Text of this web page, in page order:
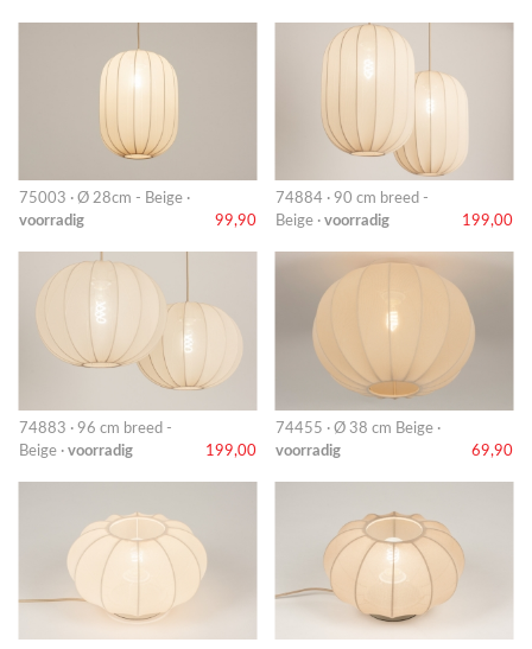
75003 · Ø 28cm - Beige ·
voorradig
99,90
74884 · 90 cm breed -
Beige · voorradig 199,00
74883 · 96 cm breed -
Beige · voorradig 199,00
74455 · Ø 38 cm Beige ·
voorradig
69,90